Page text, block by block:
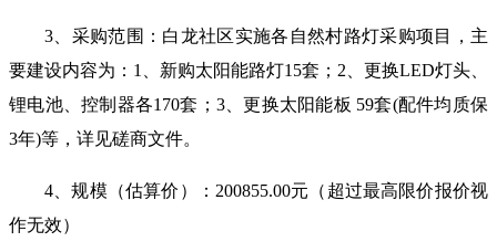
3 、采购范围： 白龙社区实施各自然村路灯采购项目，主
要建设内容为： 1 、新购太阳能路灯15套； 2 、更换LED灯头、
锂电池、控制器各170套； 3、更换太阳能板 59套(配件均质保
3年)等，详见磋商文件。
4 、规模（估算价）： 200855.00元 （ 超过最高限价报价视
作无效）